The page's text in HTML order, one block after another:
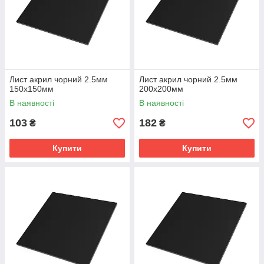
Лист акрил чорний 2.5мм
150х150мм
В наявності
103 ₴
Купити
Лист акрил чорний 2.5мм
200х200мм
В наявності
182 ₴
Купити